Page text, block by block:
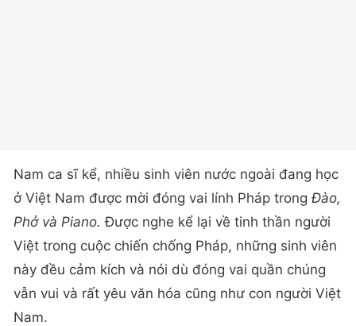
Nam ca sĩ kể, nhiều sinh viên nước ngoài đang học
ở Việt Nam được mời đóng vai lính Pháp trong Đào,
Phở và Piano. Được nghe kể lại về tinh thần người
Việt trong cuộc chiến chống Pháp, những sinh viên
này đều cảm kích và nói dù đóng vai quần chúng
vẫn vui và rất yêu văn hóa cũng như con người Việt
Nam.